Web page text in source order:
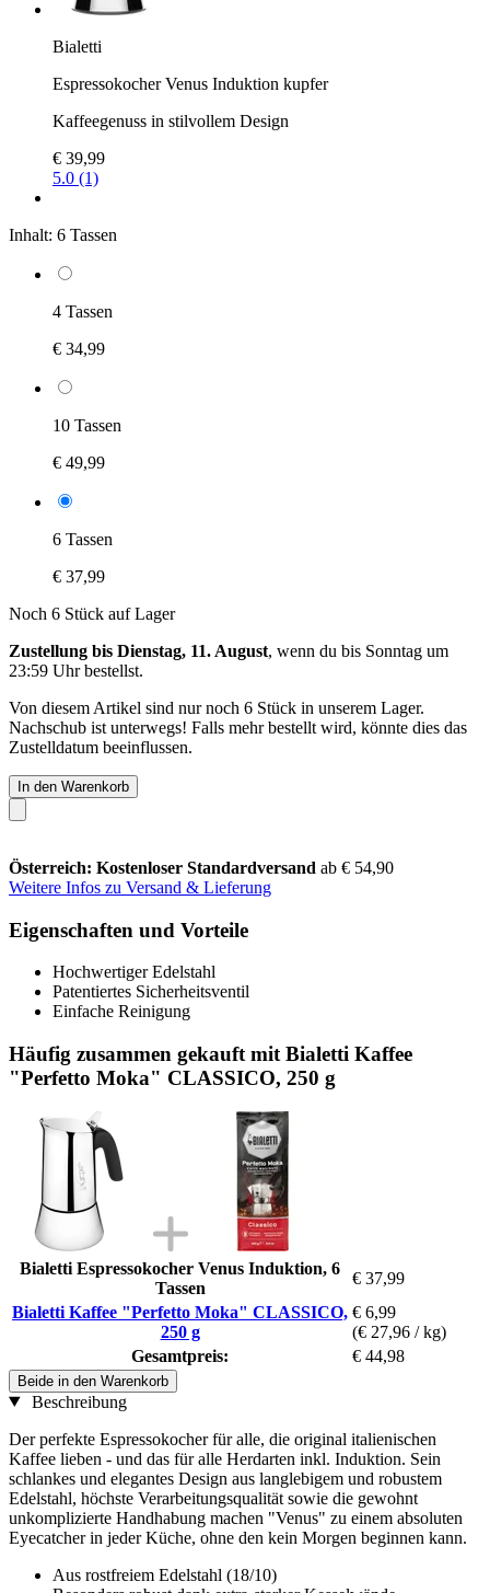
Bialetti
Espressokocher Venus Induktion kupfer
Kaffeegenuss in stilvollem Design
€ 39,99
5.0 (1)
Inhalt: 6 Tassen
4 Tassen
€ 34,99
10 Tassen
€ 49,99
6 Tassen
€ 37,99
Noch 6 Stück auf Lager
Zustellung bis Dienstag, 11. August, wenn du bis Sonntag um
23:59 Uhrbestellst.
Von diesem Artikel sind nur noch 6 Stück in unserem Lager.
Nachschub ist unterwegs! Falls mehr bestellt wird, könnte dies das
Zustelldatum beeinflussen.
In den Warenkorb
Österreich: Kostenloser Standardversand ab € 54,90
Weitere Infos zu Versand & Lieferung
Eigenschaften und Vorteile
Hochwertiger Edelstahl
Patentiertes Sicherheitsventil
Einfache Reinigung
Häufig zusammen gekauft mit Bialetti Kaffee
"Perfetto Moka" CLASSICO, 250 g
Bialetti Espressokocher Venus Induktion, 6
Tassen
€ 37,99
Bialetti Kaffee "Perfetto Moka" CLASSICO,
250 g
€ 6,99
(€ 27,96 / kg)
Gesamtpreis:
€ 44,98
Beide in den Warenkorb
Beschreibung
Der perfekte Espressokocher für alle, die original italienischen
Kaffee lieben - und das für alle Herdarten inkl. Induktion. Sein
schlankes und elegantes Design aus langlebigem und robustem
Edelstahl, höchste Verarbeitungsqualität sowie die gewohnt
unkomplizierte Handhabung machen "Venus" zu einem absoluten
Eyecatcher in jeder Küche, ohne den kein Morgen beginnen kann.
Aus rostfreiem Edelstahl (18/10)